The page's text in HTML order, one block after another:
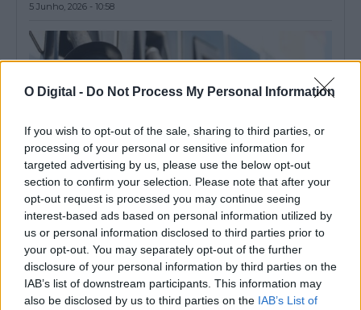
O Digital - Do Not Process My Personal Information
If you wish to opt-out of the sale, sharing to third parties, or
processing of your personal or sensitive information for
targeted advertising by us, please use the below opt-out
section to confirm your selection. Please note that after your
opt-out request is processed you may continue seeing
interest-based ads based on personal information utilized by
us or personal information disclosed to third parties prior to
your opt-out. You may separately opt-out of the further
disclosure of your personal information by third parties on the
IAB’s list of downstream participants. This information may
also be disclosed by us to third parties on the IAB’s List of
5 Junho, 2026 - 10:58
Combustíveis voltam a subir na próxima semana: gasolina e
gasóleo aumentam dois cêntimos
O preço dos combustíveis deverá voltar a aumentar na próxima
semana, com previsões do...
22 Maio, 2026 - 11:15